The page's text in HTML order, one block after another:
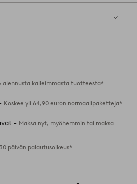
alennusta kalleimmasta tuotteesta*
Koskee yli 64,90 euron normaalipaketteja*
- Maksa nyt, myöhemmin tai maksa
30 päivän palautusoikeus*